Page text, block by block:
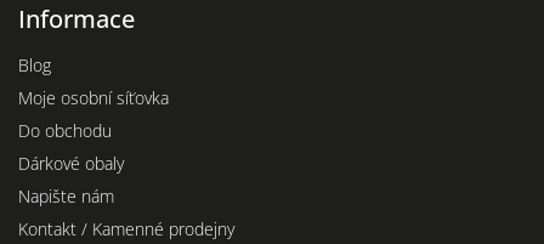
Informace
Blog
Moje osobní síťovka
Do obchodu
Dárkové obaly
Napište nám
Kontakt / Kamenné prodejny